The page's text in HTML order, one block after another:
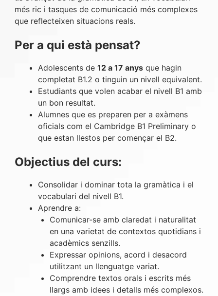
més ric i tasques de comunicació més complexes
que reflecteixen situacions reals.
Per a qui està pensat?
Adolescents de 12 a 17 anys que hagin
completat B1.2 o tinguin un nivell equivalent.
Estudiants que volen acabar el nivell B1 amb
un bon resultat.
Alumnes que es preparen per a exàmens
oficials com el Cambridge B1 Preliminary o
que estan llestos per començar el B2.
Objectius del curs:
Consolidar i dominar tota la gramàtica i el
vocabulari del nivell B1.
Aprendre a:
Comunicar-se amb claredat i naturalitat
en una varietat de contextos quotidians i
acadèmics senzills.
Expressar opinions, acord i desacord
utilitzant un llenguatge variat.
Comprendre textos orals i escrits més
llargs amb idees i detalls més complexos.